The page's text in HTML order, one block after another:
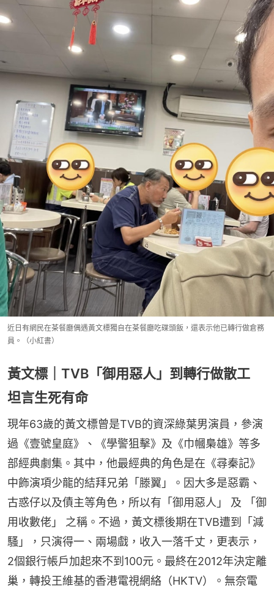
近日有網民在茶餐廳偶遇黃文標獨自在茶餐廳吃碟頭飯，還表示他已轉行做倉務
員。（小紅書）
黃文標｜TVB「御用惡人」到轉行做散工
坦言生死有命
現年63歲的黃文標曾是TVB的資深綠葉男演員，參演
過《壹號皇庭》、《學警狙擊》及《巾幗梟雄》等多
部經典劇集。其中，他最經典的角色是在《尋秦記》
中飾演項少龍的結拜兄弟「滕翼」。因大多是惡霸、
古惑仔以及債主等角色，所以有「御用惡人」 及 「御
用收數佬」 之稱。不過，黃文標後期在TVB遭到「減
騷」，只演得一、兩場戲，收入一落千丈，更表示，
2個銀行帳戶加起來不到100元。最終在2012年決定離
巢，轉投王維基的香港電視網絡（HKTV）。無奈電